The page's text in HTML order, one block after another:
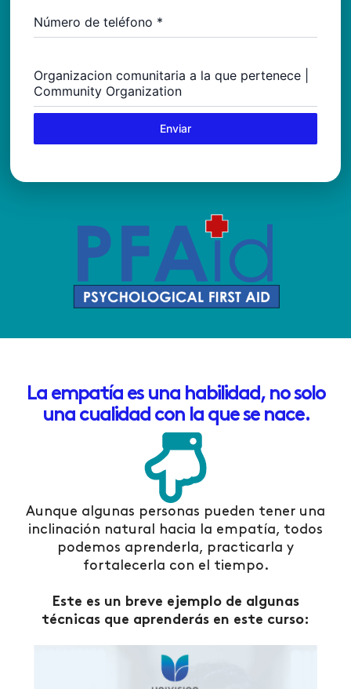
Número de teléfono *
Organizacion comunitaria a la que pertenece |
Community Organization
Enviar
La empatía es una habilidad, no solo
una cualidad con la que se nace.
Aunque algunas personas pueden tener una
inclinación natural hacia la empatía, todos
podemos aprenderla, practicarla y
fortalecerla con el tiempo.
Este es un breve ejemplo de algunas
técnicas que aprenderás en este curso: